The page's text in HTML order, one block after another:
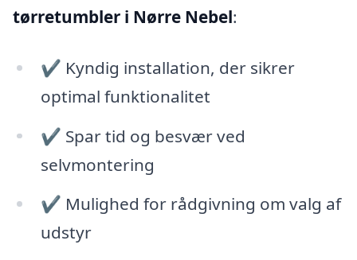
tørretumbler i Nørre Nebel:
✔ Kyndig installation, der sikrer
optimal funktionalitet
✔ Spar tid og besvær ved
selvmontering
✔ Mulighed for rådgivning om valg af
udstyr